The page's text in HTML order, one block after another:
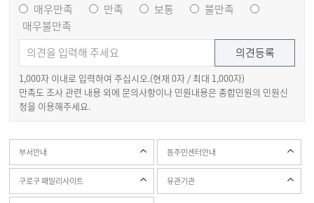
매우만족
만족 보통
불만족
매우불만족
1,000자 이내로 입력하여 주십시오.(현재 0자 / 최대 1,000자)
만족도 조사 관련 내용 외에 문의사항이나 민원내용은 종합민원의 민원신
청을 이용해주세요.
부서안내 동주민센터안내
구로구 패밀리사이트 유관기관